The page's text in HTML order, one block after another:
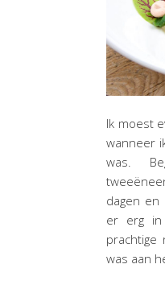
Ik moest
wanneer
was.
dagen en
er erg in
prachtige
was aan